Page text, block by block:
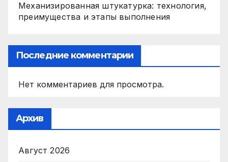
Механизированная штукатурка: технология,
преимущества и этапы выполнения
Последние комментарии
Нет комментариев для просмотра.
Архив
Август 2026